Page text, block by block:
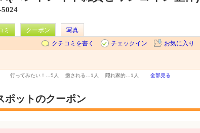
ミ クーポン
写真
クチコミを書く
チェックイン お気に入り
行ってみたい！… 5人 癒される… 1人 隠れ家的… 1人 全部見る
ポットのクーポン